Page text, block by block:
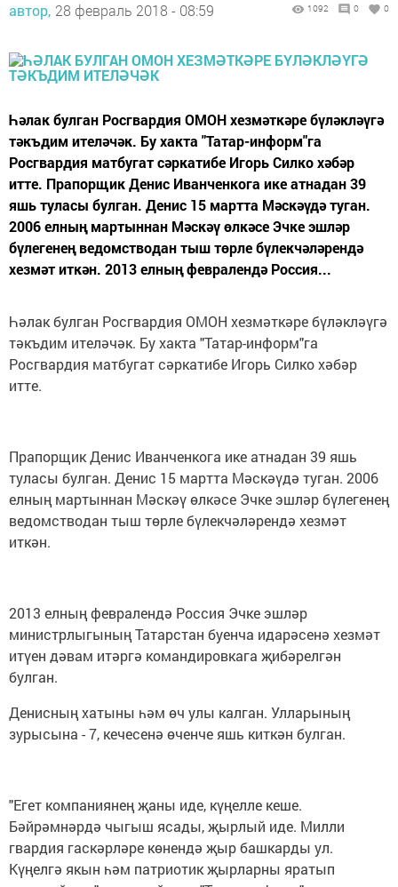
автор, 28 февраль 2018 - 08:59 1092 0 0
Һәлак булган Росгвардия ОМОН хезмәткәре бүләкләүгә
тәкъдим ителәчәк. Бу хакта "Татар-информ"га
Росгвардия матбугат сәркатибе Игорь Силко хәбәр
итте. Прапорщик Денис Иванченкога ике атнадан 39
яшь туласы булган. Денис 15 мартта Мәскәүдә туган.
2006 елның мартыннан Мәскәү өлкәсе Эчке эшләр
бүлегенең ведомстводан тыш төрле бүлекчәләрендә
хезмәт иткән. 2013 елның февралендә Россия...
Һәлак булган Росгвардия ОМОН хезмәткәре бүләкләүгә
тәкъдим ителәчәк. Бу хакта "Татар-информ"га
Росгвардия матбугат сәркатибе Игорь Силко хәбәр
итте.
Прапорщик Денис Иванченкога ике атнадан 39 яшь
туласы булган. Денис 15 мартта Мәскәүдә туган. 2006
елның мартыннан Мәскәү өлкәсе Эчке эшләр бүлегенең
ведомстводан тыш төрле бүлекчәләрендә хезмәт
иткән.
2013 елның февралендә Россия Эчке эшләр
министрлыгының Татарстан буенча идарәсенә хезмәт
итүен дәвам итәргә командировкага җибәрелгән
булган.
Денисның хатыны һәм өч улы калган. Улларының
зурысына - 7, кечесенә өченче яшь киткән булган.
"Егет компаниянең җаны иде, күңелле кеше.
Бәйрәмнәрдә чыгыш ясады, җырлый иде. Милли
гвардия гаскәрләре көнендә җыр башкарды ул.
Күңелгә якын һәм патриотик җырларны яратып